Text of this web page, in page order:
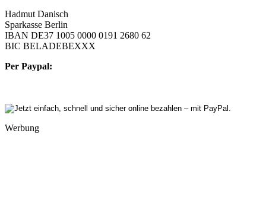
Hadmut Danisch
Sparkasse Berlin
IBAN DE37 1005 0000 0191 2680 62
BIC BELADEBEXXX
Per Paypal:
Werbung